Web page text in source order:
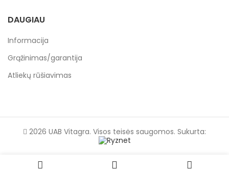
DAUGIAU
Informacija
Grąžinimas/garantija
Atliekų rūšiavimas
2026 UAB Vitagra. Visos teisės saugomos. Sukurta: